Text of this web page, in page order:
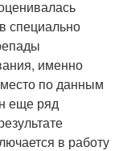
специально
именно
по данным
еще ряд
в работу